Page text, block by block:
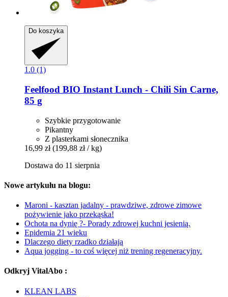
Do koszyka
1.0 (1)
Feelfood BIO Instant Lunch -​ Chili Sin Carne,
85 g
Szybkie przygotowanie
Pikantny
Z plasterkami słonecznika
16,99 zł (199,88 zł / kg)
Dostawa do 11 sierpnia
Nowe artykułu na blogu:
Maroni - kasztan jadalny - prawdziwe, zdrowe zimowe
pożywienie jako przekąska!
Ochota na dynię ?- Porady zdrowej kuchni jesienią.
Epidemia 21 wieku
Dlaczego diety rzadko działają
Aqua jogging - to coś więcej niż trening regeneracyjny.
Odkryj VitalAbo :
KLEAN LABS